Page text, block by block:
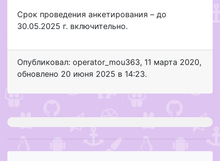
Срок проведения анкетирования – до
30.05.2025 г. включительно.
Опубликовал: operator_mou363, 11 марта 2020,
обновлено 20 июня 2025 в 14:23.